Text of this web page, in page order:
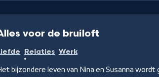
voor de bruiloft
Relaties Werk
bijzondere leven van Nina en Susanna